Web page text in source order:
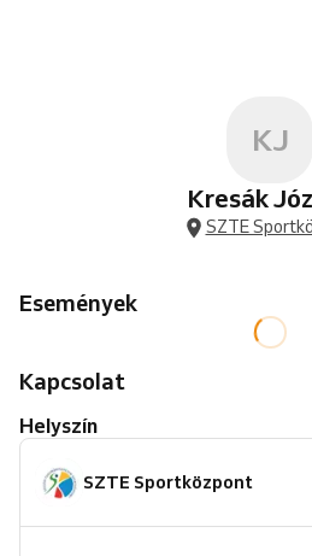
KJ
Kresák
SZTE
Események
Kapcsolat
Helyszín
SZTE Sportközpont